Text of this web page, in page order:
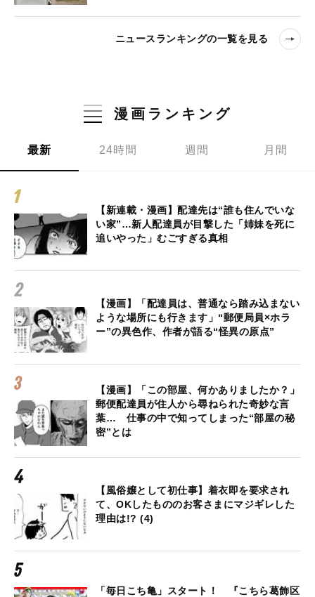
ニュースランキングの一覧を見る
漫画ランキング
最新 24時間 週間 月間
【新連載・漫画】配達先は“誰も住んでいな
い家”…新人配達員が目撃した「姉妹を死に
追いやった」むごすぎる真相
【漫画】「配達員は、普通なら踏み込まない
ような場所にも行きます」“郵便局員×ホラ
ー”の異色作、作者が語る“怪異の原点”
【漫画】「この部屋、何かありましたか？」
郵便配達員が住人から尋ねられた奇妙な言
葉… 仕事の中で知ってしまった“部屋の秘
密”とは
【風俗嬢として初仕事】着衣即を要求され
て、OKしたもののお客さまにマジギレした
理由は!? (4)
「毎日こち亀」スタート！ 『こちら葛飾区